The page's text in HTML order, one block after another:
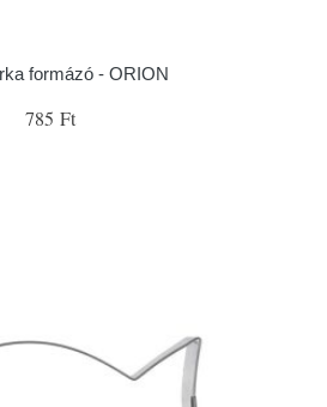
formázó - ORION
785 Ft